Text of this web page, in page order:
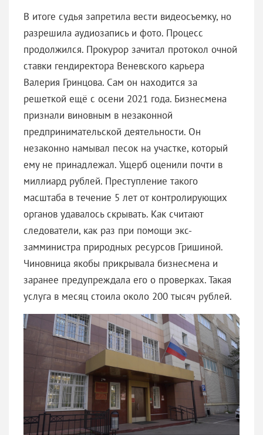
В итоге судья запретила вести видеосъемку, но
разрешила аудиозапись и фото. Процесс
продолжился. Прокурор зачитал протокол очной
ставки гендиректора Веневского карьера
Валерия Гринцова. Сам он находится за
решеткой ещё с осени 2021 года. Бизнесмена
признали виновным в незаконной
предпринимательской деятельности. Он
незаконно намывал песок на участке, который
ему не принадлежал. Ущерб оценили почти в
миллиард рублей. Преступление такого
масштаба в течение 5 лет от контролирующих
органов удавалось скрывать. Как считают
следователи, как раз при помощи экс-
замминистра природных ресурсов Гришиной.
Чиновница якобы прикрывала бизнесмена и
заранее предупреждала его о проверках. Такая
услуга в месяц стоила около 200 тысяч рублей.